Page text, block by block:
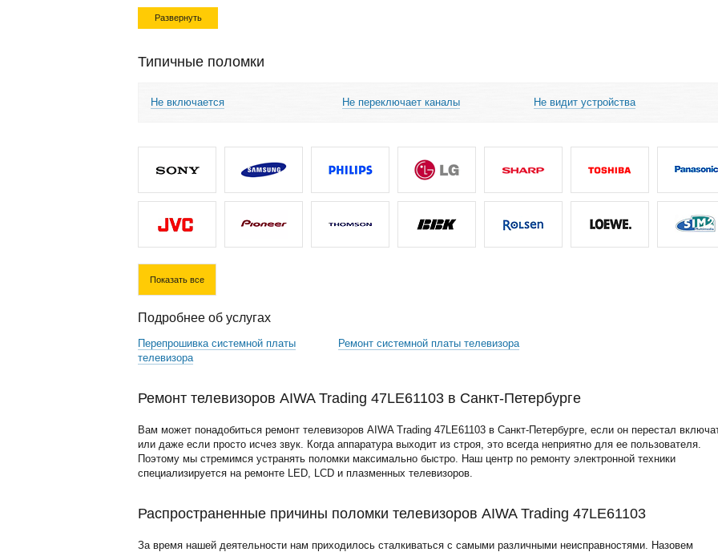
Развернуть
Типичные поломки
Не включается Не переключает каналы Не видит устройства
Показать все
Подробнее об услугах
Перепрошивка системной платы
телевизора
Ремонт системной платы телевизора
Ремонт телевизоров AIWA Trading 47LE61103 в Санкт-Петербурге
Вам может понадобиться ремонт телевизоров AIWA Trading 47LE61103 в Санкт-Петербурге, если он перестал
или даже если просто исчез звук. Когда аппаратура выходит из строя, это всегда неприятно для ее пользователя.
Поэтому мы стремимся устранять поломки максимально быстро. Наш центр по ремонту электронной техники
специализируется на ремонте LED, LCD и плазменных телевизоров.
Распространенные причины поломки телевизоров AIWA Trading 47LE61103
За время нашей деятельности нам приходилось сталкиваться с самыми различными неисправностями. Назовем